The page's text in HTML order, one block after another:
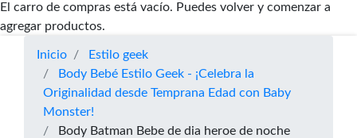
El carro de compras está vacío. Puedes volver y comenzar a
agregar productos.
Inicio
Estilo geek
Body Bebé Estilo Geek - ¡Celebra la
Originalidad desde Temprana Edad con Baby
Monster!
Body Batman Bebe de dia heroe de noche